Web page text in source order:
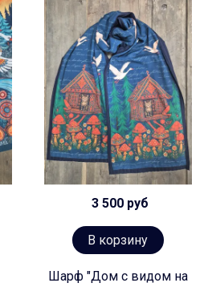
3 500 руб
В корзину
Шарф "Дом с видом на